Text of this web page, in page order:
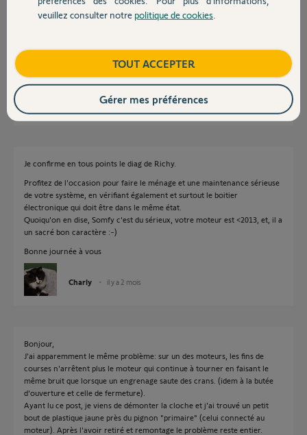
Contact
Dans ce cas, il faut remplacer l'ensemble par le kit cloche :
https://boutique.somfy.fr/kit-cloches-moteur-pour-automat...
contrôler si l'axe central de 5 mm /95 mm de long n'est pas cassé.
Contrôlez aussi les autres pignons.
il y a 2 mois
Je confirme en tous points le diag de Richy.
Profitez de l'occasion pour faire le ménage et une maintenance sérieuse
de votre système, en vérifiant également et surtout le boitier
électronique qui doit être dans le même état.
Quoiqu'on en dise, Somfy c'est du sérieux, votre moteur est <2013, et, il a
un sacré bon caractère :-)
Bonne journée à vous
Charly il y a 2 mois
Bonjour,
J'ai apparemment le même problème: sur un des moteurs, les fins de
courses n'arrêtent plus le moteur qui continue à tourner en faisant le
même bruit que lorsque un engrenage saute des crans. (idem à la butée
d'ouverture et celle de fermeture).
Ayant lu ce post, je viens de démonter la cloche et j'ai trouvé un petit
bout de plastique jaune près du pignon "primaire" (celui connecté au
moteur). Après l'avoir retiré et remontage le problème reste entier.
veuillez consulter notre politique de cookies
TOUT ACCEPTER
Gérer mes préférences